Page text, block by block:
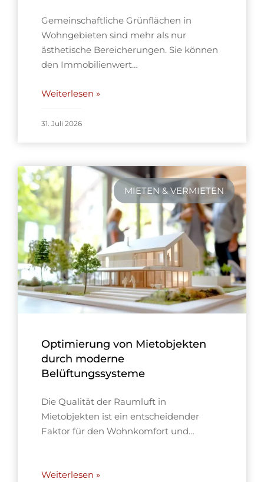
Gemeinschaftliche Grünflächen in
Wohngebieten sind mehr als nur
ästhetische Bereicherungen. Sie können
den Immobilienwert…
Weiterlesen »
31. Juli 2026
MIETEN & VERMIETEN
Optimierung von Mietobjekten
durch moderne
Belüftungssysteme
Die Qualität der Raumluft in
Mietobjekten ist ein entscheidender
Faktor für den Wohnkomfort und…
Weiterlesen »